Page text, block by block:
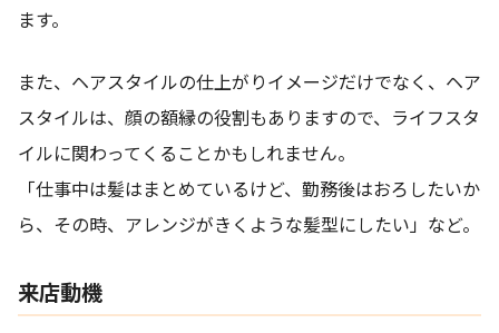
ます。
また、ヘアスタイルの仕上がりイメージだけでなく、ヘア
スタイルは、顔の額縁の役割もありますので、ライフスタ
イルに関わってくることかもしれません。
「仕事中は髪はまとめているけど、勤務後はおろしたいか
ら、その時、アレンジがきくような髪型にしたい」など。
来店動機